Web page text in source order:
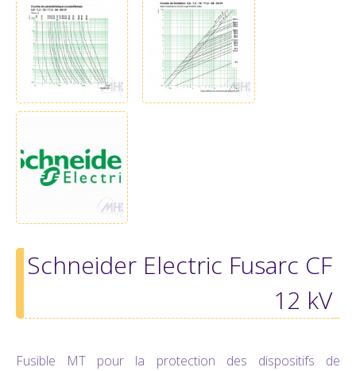
Schneider Electric Fusarc CF
12 kV
Fusible MT pour la protection des dispositifs de